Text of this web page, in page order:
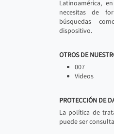
Latinoamérica,
necesitas de
búsquedas
dispositivo.
OTROS DE
007
Videos
PROTECCIÓN DE
La política de
puede ser